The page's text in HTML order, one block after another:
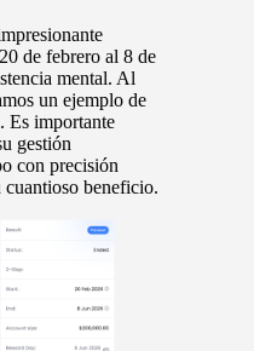
20 de febrero al 8 de
mental. Al
un ejemplo de
Es importante
gestión
con precisión
cuantioso beneficio.